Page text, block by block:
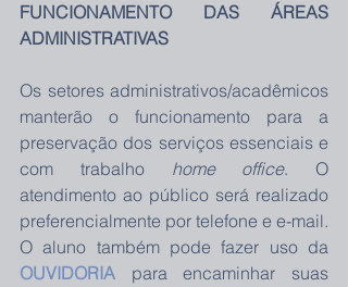
FUNCIONAMENTO DAS ÁREAS
ADMINISTRATIVAS
Os setores administrativos/acadêmicos
manterão o funcionamento para a
preservação dos serviços essenciais e
com trabalho home office. O
atendimento ao público será realizado
preferencialmente por telefone e e-mail.
OUVIDORIA para encaminhar suas